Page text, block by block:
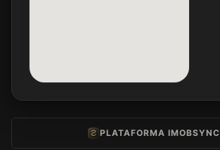
PLATAFORMA IMOBSYNC